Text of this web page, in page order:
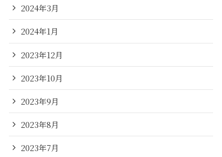
2024年3月
2024年1月
2023年12月
2023年10月
2023年9月
2023年8月
2023年7月